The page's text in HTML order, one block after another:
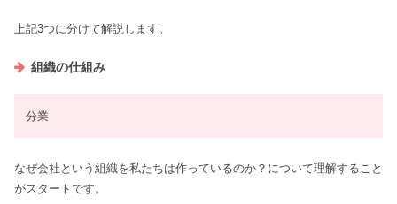
上記3つに分けて解説します。
組織の仕組み
分業
なぜ会社という組織を私たちは作っているのか？について理解すること
がスタートです。